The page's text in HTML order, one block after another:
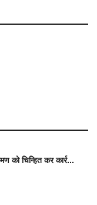
को चिन्हित कर कार्र...